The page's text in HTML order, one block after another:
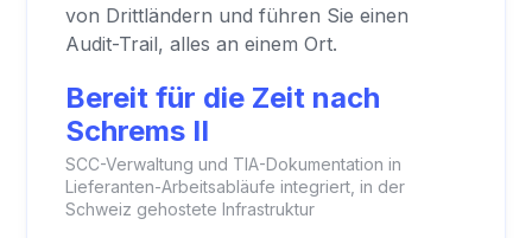
von Drittländern und führen Sie einen
Audit-Trail, alles an einem Ort.
Bereit für die Zeit nach
Schrems II
SCC-Verwaltung und TIA-Dokumentation in
Lieferanten-Arbeitsabläufe integriert, in der
Schweiz gehostete Infrastruktur